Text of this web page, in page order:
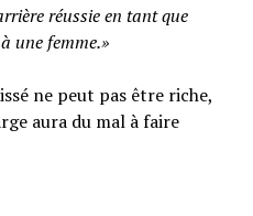
réussie en tant que
une femme.»
ne peut pas être riche,
aura du mal à faire